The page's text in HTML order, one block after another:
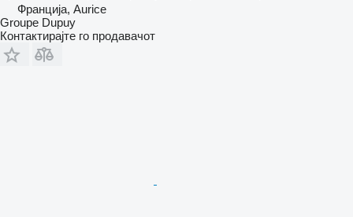
Франција, Aurice
Groupe Dupuy
Контактирајте го продавачот